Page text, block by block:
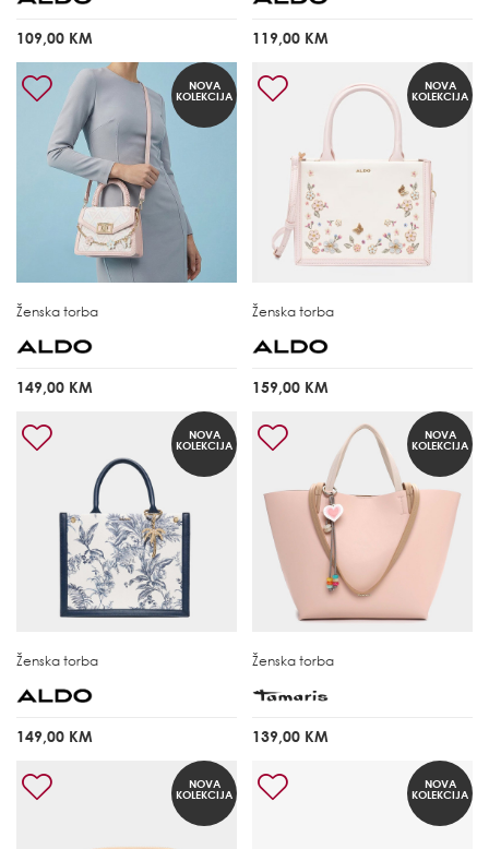
109,00 KM 119,00 KM
NOVA
KOLEKCIJA
Ženska torba
149,00 KM
NOVA
KOLEKCIJA
Ženska torba
159,00 KM
NOVA
KOLEKCIJA
Ženska torba
149,00 KM
NOVA
KOLEKCIJA
Ženska torba
139,00 KM
NOVA
KOLEKCIJA
NOVA
KOLEKCIJA